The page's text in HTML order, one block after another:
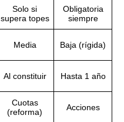
Solo si
supera topes
Obligatoria
siempre
Media Baja (rígida)
Al constituir Hasta 1 año
Cuotas
(reforma)
Acciones